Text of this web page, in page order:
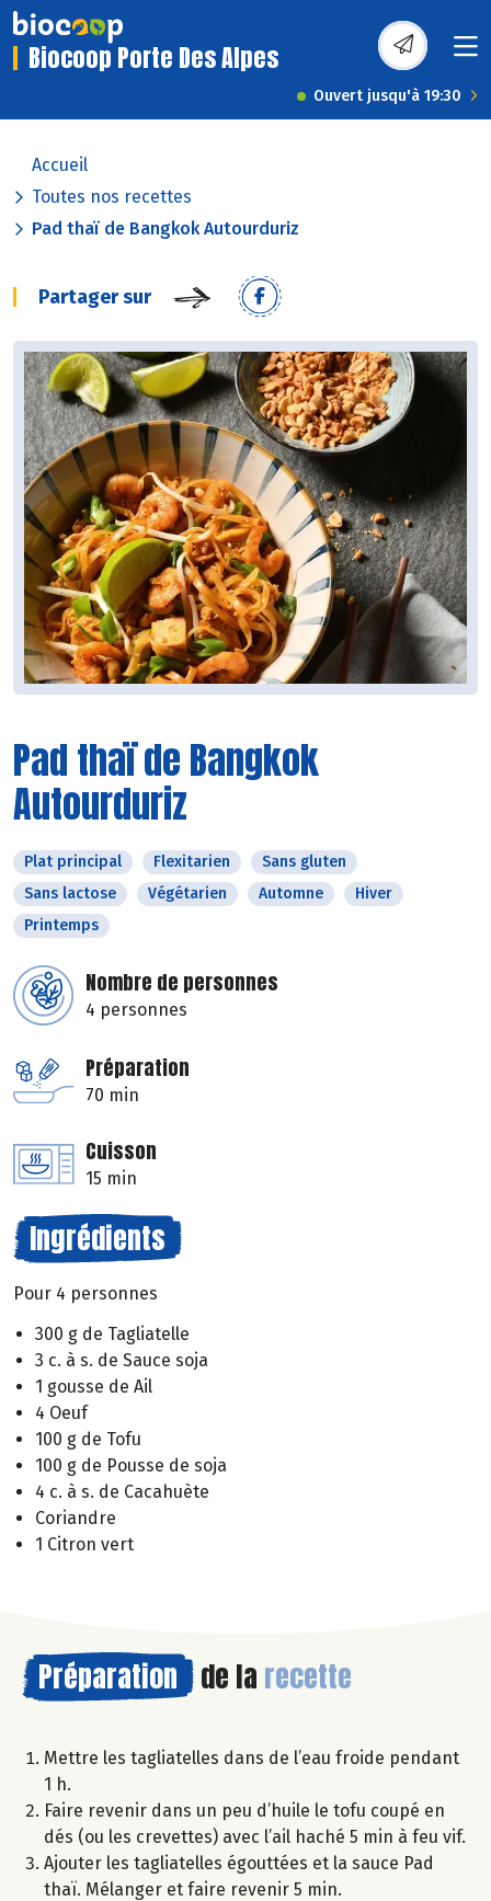
Biocoop Porte Des Alpes
Ouvert jusqu'à 19:30
Accueil
Toutes nos recettes
Pad thaï de Bangkok Autourduriz
Partager sur
Pad thaï de Bangkok
Autourduriz
Plat principal Flexitarien
Sans gluten
Sans lactose
Végétarien Automne
Hiver
Printemps
Nombre de personnes
4 personnes
Préparation
70 min
Cuisson
15 min
Ingrédients
Pour 4 personnes
300 g de Tagliatelle
3 c. à s. de Sauce soja
1 gousse de Ail
4 Oeuf
100 g de Tofu
100 g de Pousse de soja
4 c. à s. de Cacahuète
Coriandre
1 Citron vert
Préparation de la recette
Mettre les tagliatelles dans de l’eau froide pendant
1 h.
Faire revenir dans un peu d’huile le tofu coupé en
dés (ou les crevettes) avec l’ail haché 5 min à feu vif.
Ajouter les tagliatelles égouttées et la sauce Pad
thaï. Mélanger et faire revenir 5 min.